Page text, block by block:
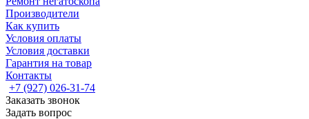
Производители
Как купить
Условия оплаты
Условия доставки
Гарантия на товар
Контакты
+7 (927) 026-31-74
Заказать звонок
Задать вопрос